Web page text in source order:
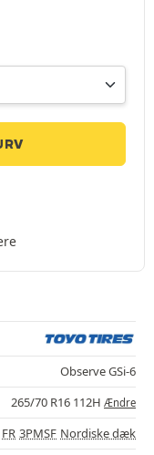
Observe GSi-6
265/70 R16 112H Ændre
FR 3PMSF Nordiske dæk